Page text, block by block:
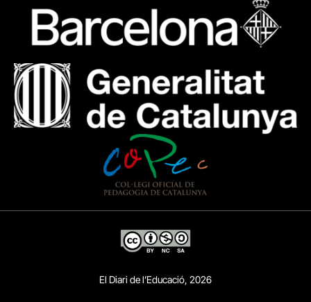
El Diari de l’Educació, 2026